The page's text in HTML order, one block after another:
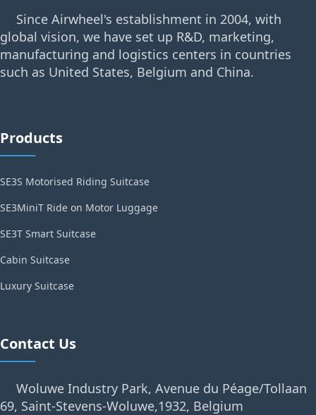
Since Airwheel's establishment in 2004, with
global vision, we have set up R&D, marketing,
manufacturing and logistics centers in countries
such as United States, Belgium and China.
Products
SE3S Motorised Riding Suitcase
SE3MiniT Ride on Motor Luggage
SE3T Smart Suitcase
Cabin Suitcase
Luxury Suitcase
Contact Us
Woluwe Industry Park, Avenue du Péage/Tollaan
69, Saint-Stevens-Woluwe,1932, Belgium